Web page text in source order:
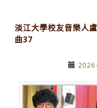
淡江大學校友音樂人
曲37